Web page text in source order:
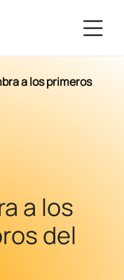
a los primeros
a los
del